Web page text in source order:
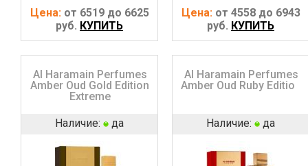
Цена: от 6519 до 6625
руб. КУПИТЬ
Цена: от 4558 до 6943
руб. КУПИТЬ
Al Haramain Perfumes
Amber Oud Gold Edition
Extreme
Наличие: да
Al Haramain Perfumes
Amber Oud Ruby Edition
Наличие: да